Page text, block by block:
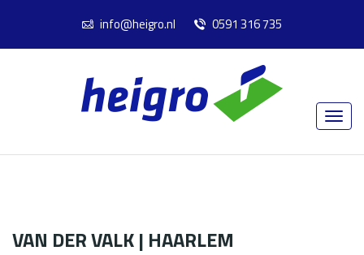
info@heigro.nl 0591 316 735
VAN DER VALK | HAARLEM